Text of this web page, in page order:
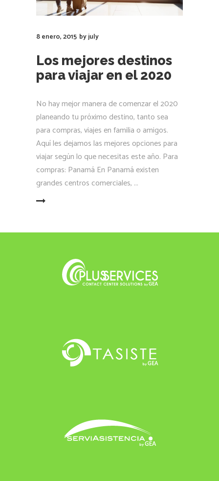
8 enero, 2015 byjuly
Los mejores destinos
para viajar en el 2020
No hay mejor manera de comenzar el 2020
planeando tu próximo destino, tanto sea
para compras, viajes en familia o amigos.
Aquí les dejamos las mejores opciones para
viajar según lo que necesitas este año. Para
compras: Panamá En Panamá existen
grandes centros comerciales,